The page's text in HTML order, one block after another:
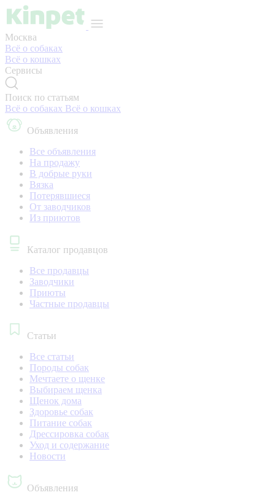
Москва
Всё о собаках
Всё о кошках
Сервисы
Поиск по статьям
Всё о собаках Всё о кошках
Объявления
Все объявления
На продажу
В добрые руки
Вязка
Потерявшиеся
От заводчиков
Из приютов
Каталог продавцов
Все продавцы
Заводчики
Приюты
Частные продавцы
Статьи
Все статьи
Породы собак
Мечтаете о щенке
Выбираем щенка
Щенок дома
Здоровье собак
Питание собак
Дрессировка собак
Уход и содержание
Новости
Объявления